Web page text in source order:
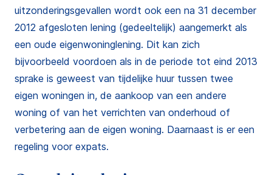
uitzonderingsgevallen wordt ook een na 31 december
2012 afgesloten lening (gedeeltelijk) aangemerkt als
een oude eigenwoninglening. Dit kan zich
bijvoorbeeld voordoen als in de periode tot eind 2013
sprake is geweest van tijdelijke huur tussen twee
eigen woningen in, de aankoop van een andere
woning of van het verrichten van onderhoud of
verbetering aan de eigen woning. Daarnaast is er een
regeling voor expats.